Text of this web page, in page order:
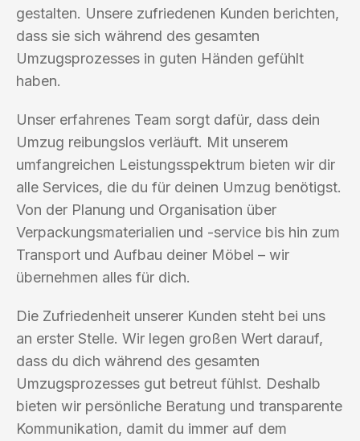
gestalten. Unsere zufriedenen Kunden berichten,
dass sie sich während des gesamten
Umzugsprozesses in guten Händen gefühlt
haben.
Unser erfahrenes Team sorgt dafür, dass dein
Umzug reibungslos verläuft. Mit unserem
umfangreichen Leistungsspektrum bieten wir dir
alle Services, die du für deinen Umzug benötigst.
Von der Planung und Organisation über
Verpackungsmaterialien und -service bis hin zum
Transport und Aufbau deiner Möbel – wir
übernehmen alles für dich.
Die Zufriedenheit unserer Kunden steht bei uns
an erster Stelle. Wir legen großen Wert darauf,
dass du dich während des gesamten
Umzugsprozesses gut betreut fühlst. Deshalb
bieten wir persönliche Beratung und transparente
Kommunikation, damit du immer auf dem